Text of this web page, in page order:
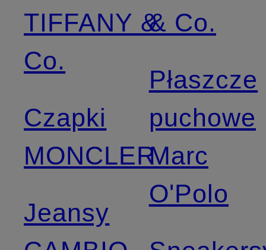
TIFFANY &
Co.
Czapki
MONCLER
Jeansy
& Co.
Płaszcze
puchowe
Marc
O'Polo